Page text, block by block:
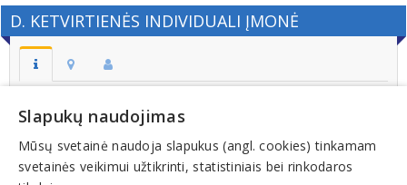
D. KETVIRTIENĖS INDIVIDUALI ĮMONĖ
Adresas:
KLAIPĖDA
Kodas:
140936951
Slapukų naudojimas
Mūsų svetainė naudoja slapukus (angl. cookies) tinkamam
svetainės veikimui užtikrinti, statistiniais bei rinkodaros